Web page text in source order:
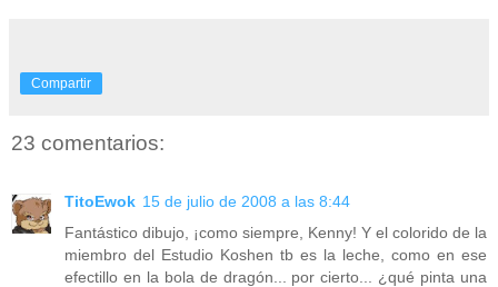
Compartir
23 comentarios:
TitoEwok 15 de julio de 2008 a las 8:44
Fantástico dibujo, ¡como siempre, Kenny! Y el colorido de la
miembro del Estudio Koshen tb es la leche, como en ese
efectillo en la bola de dragón... por cierto... ¿qué pinta una